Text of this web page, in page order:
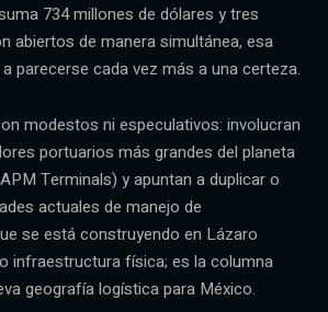
734 millones de dólares y tres
abiertos de manera simultánea, esa
parecerse cada vez más a una certeza.
modestos ni especulativos: involucran
portuarios más grandes del planeta
Terminals) y apuntan a duplicar o
actuales de manejo de
se está construyendo en Lázaro
infraestructura física; es la columna
geografía logística para México.